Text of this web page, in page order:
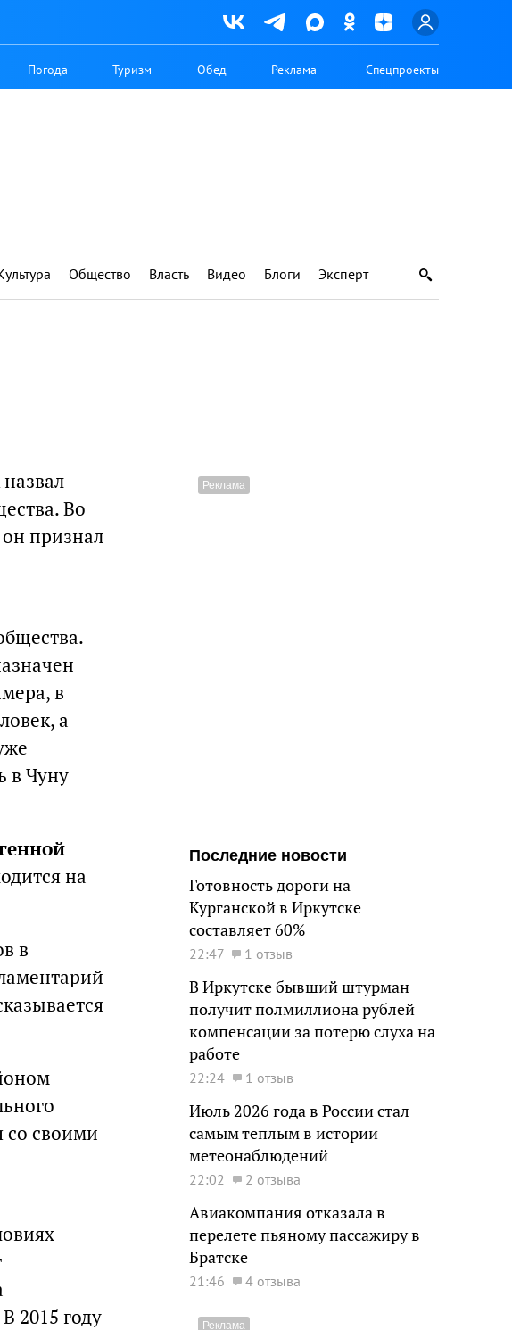
Погода Туризм Обед Реклама Спецпроекты
Общество Власть Видео Блоги Эксперт
Во
он признал
в
а
в Чуну
на
в
со своими
2015 году
Последние новости
Готовность дороги на
Курганской в Иркутске
составляет 60%
22:47 1 отзыв
В Иркутске бывший штурман
получит полмиллиона рублей
компенсации за потерю слуха на
работе
22:24 1 отзыв
Июль 2026 года в России стал
самым теплым в истории
метеонаблюдений
22:02 2 отзыва
Авиакомпания отказала в
перелете пьяному пассажиру в
Братске
21:46 4 отзыва